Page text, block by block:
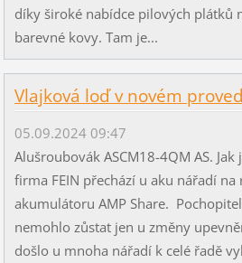
díky široké nabídce pilových plátků
barevné kovy. Tam je...
Vlajková loď v novém
05.09.2024 09:47
Alušroubovák ASCM18-4QM AS.
firma FEIN přechází u aku nářadí
akumulátoru AMP Share.
nemohlo zůstat jen u změny
došlo u mnoha nářadí k celé řadě